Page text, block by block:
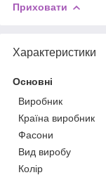
Приховати
Характеристики
Основні
Виробник
Країна виробник
Фасони
Вид виробу
Колір